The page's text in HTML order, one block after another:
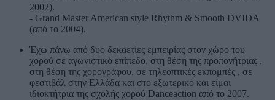
2002).
- Grand Master American style Rhythm & Smooth DVIDA
(από το 2004).
Έχω πάνω από δυο δεκαετίες εμπειρίας στον χώρο του
χορού σε αγωνιστικό επίπεδο, στη θέση της προπονήτριας ,
στη θέση της χορογράφου, σε τηλεοπτικές εκπομπές , σε
φεστιβάλ στην Ελλάδα και στο εξωτερικό και είμαι
ιδιοκτήτρια της σχολής χορού Danceaction από το 2007.